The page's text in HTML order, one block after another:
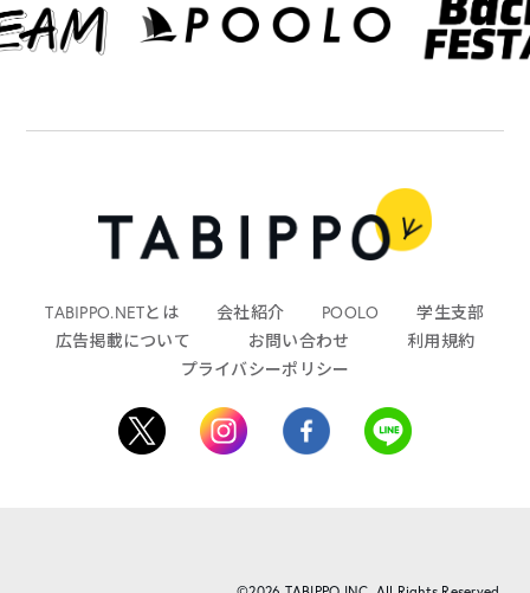
TABIPPO.NETとは 会社紹介 POOLO
学生支部
広告掲載について
お問い合わせ
利用規約
プライバシーポリシー